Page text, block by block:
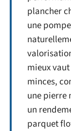
plancher
une
mieux
minces,
une pierre
un
parquet